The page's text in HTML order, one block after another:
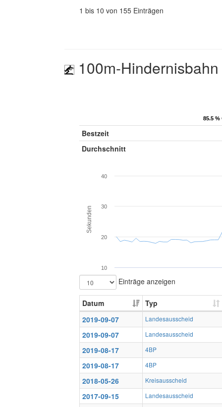
1 bis 10 von 155 Einträgen
100m-
85.5
85.5
Bestzeit
Durchschnitt
Sekunden
10
20
30
40
Einträge anzeigen
Datum
Typ
2019-09-07
Landesausscheid
2019-09-07 Landesausscheid
2019-08-17 4BP
2019-08-17 4BP
2018-05-26 Kreisausscheid
2017-09-15 Landesausscheid